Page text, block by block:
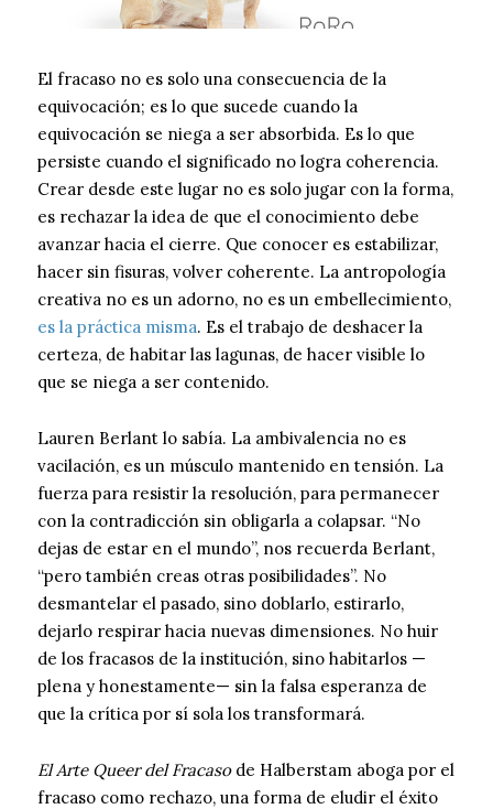
El fracaso no es solo una consecuencia de la
equivocación; es lo que sucede cuando la
equivocación se niega a ser absorbida. Es lo que
persiste cuando el significado no logra coherencia.
Crear desde este lugar no es solo jugar con la forma,
es rechazar la idea de que el conocimiento debe
avanzar hacia el cierre. Que conocer es estabilizar,
hacer sin fisuras, volver coherente. La antropología
creativa no es un adorno, no es un embellecimiento,
es la práctica misma. Es el trabajo de deshacer la
certeza, de habitar las lagunas, de hacer visible lo
que se niega a ser contenido.
Lauren Berlant lo sabía. La ambivalencia no es
vacilación, es un músculo mantenido en tensión. La
fuerza para resistir la resolución, para permanecer
con la contradicción sin obligarla a colapsar. “No
dejas de estar en el mundo”, nos recuerda Berlant,
“pero también creas otras posibilidades”. No
desmantelar el pasado, sino doblarlo, estirarlo,
dejarlo respirar hacia nuevas dimensiones. No huir
de los fracasos de la institución, sino habitarlos —
plena y honestamente— sin la falsa esperanza de
que la crítica por sí sola los transformará.
El Arte Queer del Fracasode Halberstam aboga por el
fracaso como rechazo, una forma de eludir el éxito